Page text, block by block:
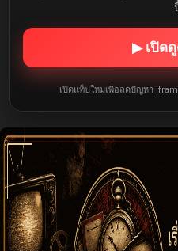
▶ เปิด
เปิดแท็บใหม่เพื่อลดปัญหา